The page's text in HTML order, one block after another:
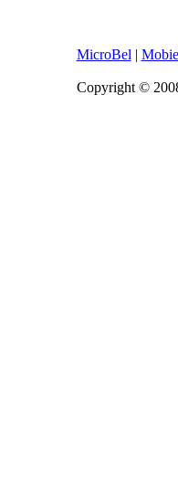
MicroBel |
Copyright ©